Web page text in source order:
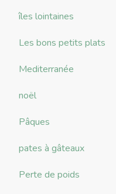
îles lointaines
Les bons petits plats
Mediterranée
noël
Pâques
pates à gâteaux
Perte de poids